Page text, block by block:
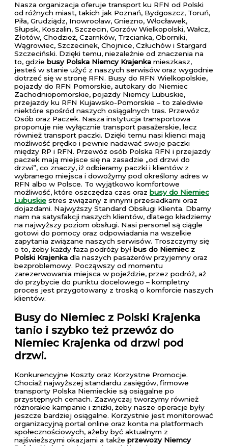
Nasza organizacja oferuje transport ku RFN od Polski
od różnych miast, takich jak Poznań, Bydgoszcz, Toruń,
Piła, Grudziądz, Inowrocław, Gniezno, Włocławek,
Słupsk, Koszalin, Szczecin, Gorzów Wielkopolski, Wałcz,
Złotów, Chodzież, Czarnków, Trzcianka, Oborniki,
Wągrowiec, Szczecinek, Chojnice, Człuchów i Stargard
Szczeciński. Dzięki temu, niezależnie od znaczenia na
to, gdzie busy Polska Niemcy Krajenka mieszkasz,
jesteś w stanie użyć z naszych serwisów oraz wygodnie
dotrzeć się w stronę RFN. Busy do RFN Wielkopolskie,
pojazdy do RFN Pomorskie, autokary do Niemiec
Zachodniopomorskie, pojazdy Niemcy Lubuskie,
przejazdy ku RFN Kujawsko-Pomorskie – to zaledwie
niektóre spośród naszych osiągalnych tras. Przewóz
Osób oraz Paczek. Nasza instytucja transportowa
proponuje nie wyłącznie transport pasażerskie, lecz
również transport paczki. Dzięki temu nasi klienci mają
możliwość prędko i pewnie nadawać swoje paczki
między RP i RFN. Przewóz osób Polska RFN i przejazdy
paczek mają miejsce się na zasadzie „od drzwi do
drzwi”, co znaczy, iż odbieramy paczki i klientów z
wybranego miejsca i dowożymy pod określony adres w
RFN albo w Polsce. To wyjątkowo komfortowe
możliwość, które oszczędza czas oraz busy do Niemiec
Lubuskie stres związany z innymi przesiadkami oraz
dojazdami. Najwyższy Standard Obsługi Klienta. Dbamy
nam na satysfakcji naszych klientów, dlatego kładziemy
na najwyższy poziom obsługi. Nasi personel są ciągle
gotowi do pomocy oraz odpowiadania na wszelkie
zapytania związane naszych serwisów. Troszczymy się
o to, żeby każdy faza podróży był bus do Niemiec z
Polski Krajenka dla naszych pasażerów przyjemny oraz
bezproblemowy. Począwszy od momentu
zarezerwowania miejsca w pojeździe, przez podróż, aż
do przybycie do punktu docelowego – kompletny
proces jest przygotowany z troską o komforcie naszych
klientów.
Busy do Niemiec z Polski Krajenka
tanio i szybko też przewóz do
Niemiec Krajenka od drzwi pod
drzwi.
Konkurencyjne Koszty oraz Korzystne Promocje.
Chociaż najwyższej standardu zasięgów, firmowe
transporty Polska Niemieckie są osiągalne po
przystępnych cenach. Zazwyczaj tworzymy również
różnorakie kampanie i zniżki, żeby nasze operacje były
jeszcze bardziej osiągalne. Korzystnie jest monitorować
organizacyjną portal online oraz konta na platformach
społecznościowych, ażeby być aktualnym z
najświeższymi okazjami a także przewozy Niemcy